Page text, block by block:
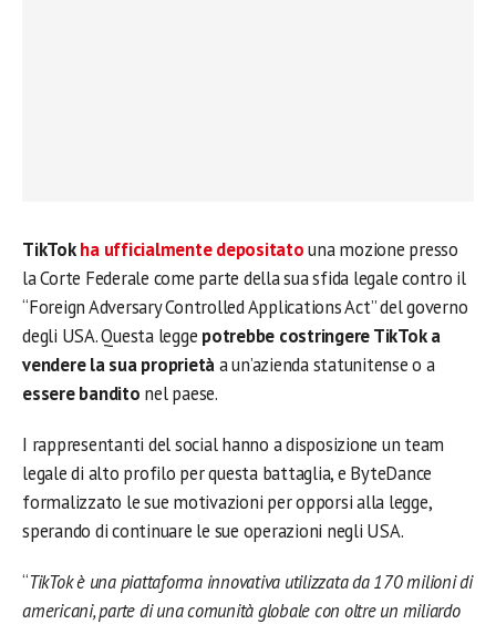
TikTokha ufficialmente depositatouna mozione presso
la Corte Federale come parte della sua sfida legale contro il
“Foreign Adversary Controlled Applications Act” del governo
degli USA. Questa legge potrebbe costringere TikTok a
vendere la sua proprietàa un’azienda statunitense o a
essere bandito nel paese.
I rappresentanti del social hanno a disposizione un team
legale di alto profilo per questa battaglia, e ByteDance
formalizzato le sue motivazioni per opporsi alla legge,
sperando di continuare le sue operazioni negli USA.
“TikTok è una piattaforma innovativa utilizzata da 170 milioni di
americani, parte di una comunità globale con oltre un miliardo